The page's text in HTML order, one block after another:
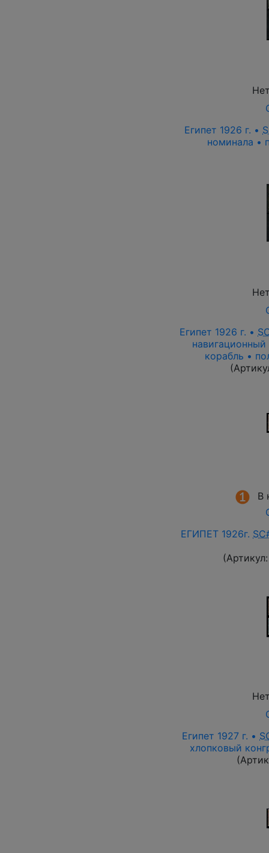
Египет 1926 г. •
номинала •
Египет 1926 г. •
навигационный
корабль •
В
ЕГИПЕТ 1926г.
Египет 1927 г. •
хлопковый